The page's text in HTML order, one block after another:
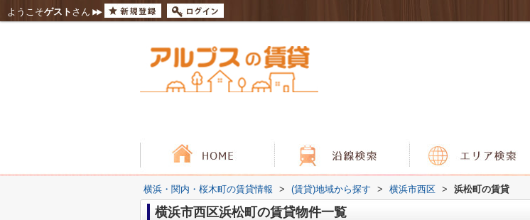
ようこそゲスト さん
横浜・関内・桜木町の賃貸情報 > (賃貸)地域から探す > 横浜市西区 > 浜松町の賃貸
横浜市西区浜松町の賃貸物件一覧